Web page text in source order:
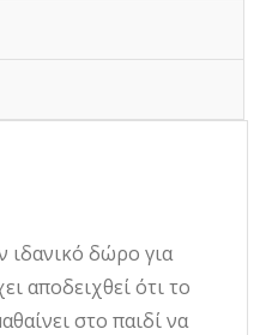
ιδανικό δώρο για
αποδειχθεί ότι το
στο παιδί να